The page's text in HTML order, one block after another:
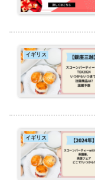
イギリス
イギリス